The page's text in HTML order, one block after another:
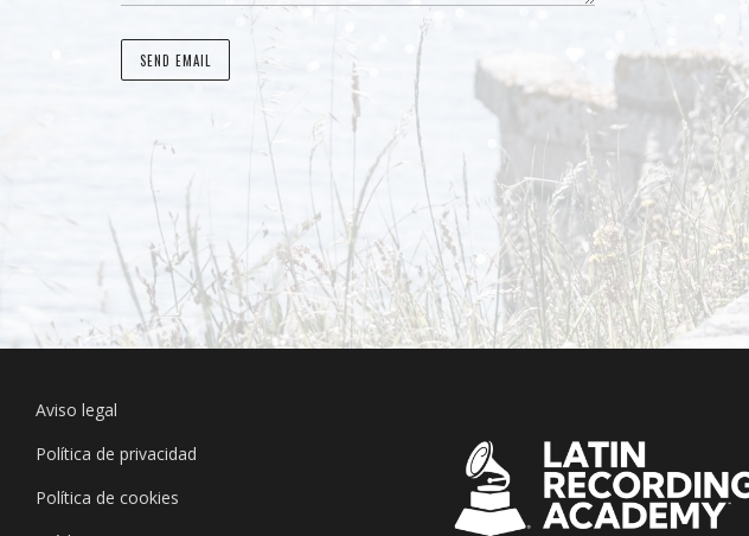
Aviso legal
Política de privacidad
Política de cookies